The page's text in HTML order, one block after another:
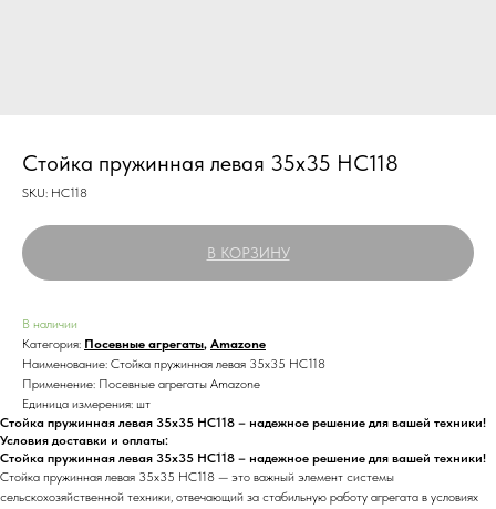
Стойка пружинная левая 35х35 HC118
SKU: HC118
В КОРЗИНУ
В наличии
Категория: Посевные агрегаты, Amazone
Наименование: Стойка пружинная левая 35х35 HC118
Применение: Посевные агрегаты Amazone
Единица измерения: шт
Стойка пружинная левая 35х35 HC118 – надежное решение для вашей техники!
Условия доставки и оплаты:
Стойка пружинная левая 35х35 HC118 – надежное решение для вашей техники!
Стойка пружинная левая 35х35 HC118 — это важный элемент системы
сельскохозяйственной техники, отвечающий за стабильную работу агрегата в условиях